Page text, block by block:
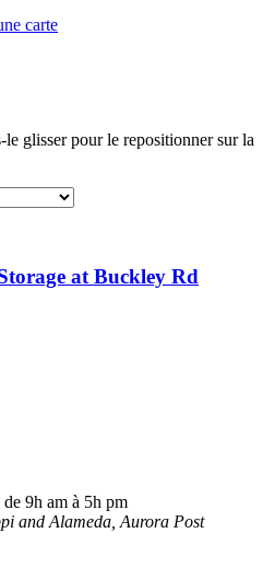
carte
glisser pour le repositionner sur la
at Buckley Rd
9h am à 5h pm
and Alameda, Aurora Post